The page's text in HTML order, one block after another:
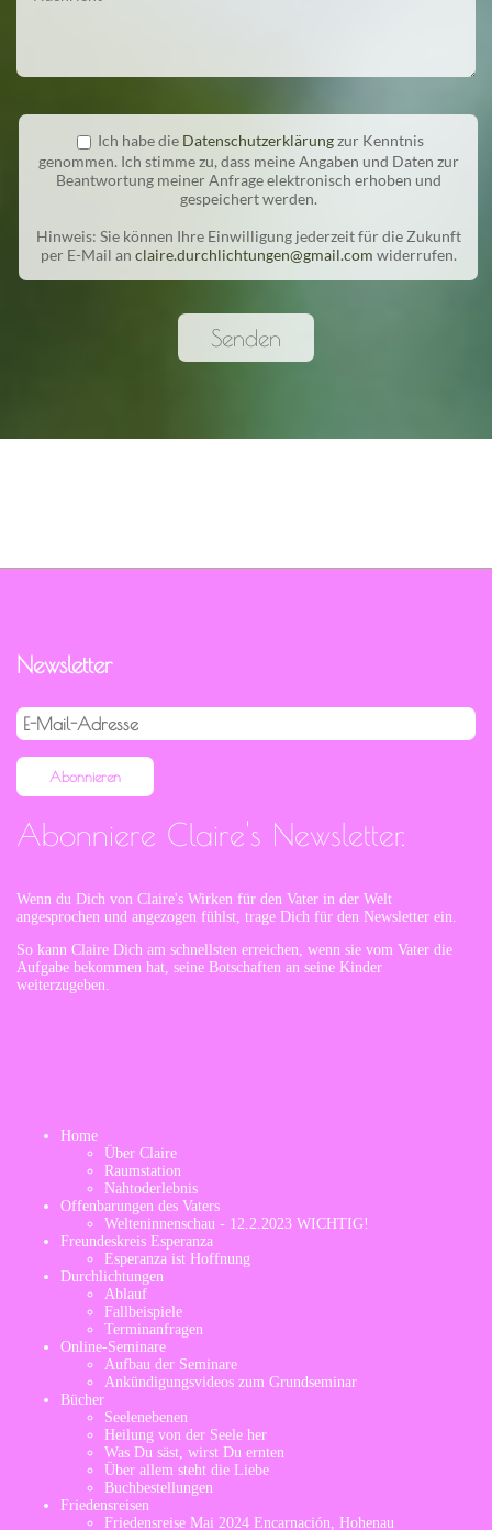
Ich habe die Datenschutzerklärungzur Kenntnis
genommen. Ich stimme zu, dass meine Angaben und Daten zur
Beantwortung meiner Anfrage elektronisch erhoben und
gespeichert werden.
Hinweis: Sie können Ihre Einwilligung jederzeit für die Zukunft
per E-Mail an claire.durchlichtungen@gmail.com widerrufen.
Senden
Newsletter
E-
Mail-
Abonnieren
Abonniere Claire's Newsletter.
Wenn du Dich von Claire's Wirken für den Vater in der Welt
angesprochen und angezogen fühlst, trage Dich für den Newsletter ein.
So kann Claire Dich am schnellsten erreichen, wenn sie vom Vater die
Aufgabe bekommen hat, seine Botschaften an seine Kinder
weiterzugeben.
überspringen
Home
Über Claire
Raumstation
Nahtoderlebnis
Offenbarungen des Vaters
Welteninnenschau - 12.2.2023 WICHTIG!
Freundeskreis Esperanza
Esperanza ist Hoffnung
Durchlichtungen
Ablauf
Fallbeispiele
Terminanfragen
Online-Seminare
Aufbau der Seminare
Ankündigungsvideos zum Grundseminar
Bücher
Seelenebenen
Heilung von der Seele her
Was Du säst, wirst Du ernten
Über allem steht die Liebe
Buchbestellungen
Friedensreisen
Friedensreise Mai 2024 Encarnación, Hohenau